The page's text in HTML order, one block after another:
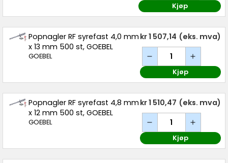
Kjøp
Popnagler RF syrefast 4,0 mm
x 13 mm 500 st, GOEBEL
GOEBEL
kr 1 507,14 (eks. mva)
Kjøp
Popnagler RF syrefast 4,8 mm
x 12 mm 500 st, GOEBEL
GOEBEL
kr 1 510,47 (eks. mva)
Kjøp